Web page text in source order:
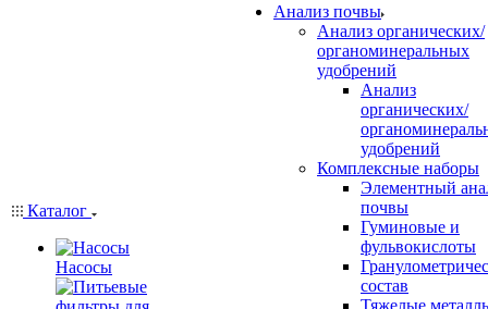
Каталог
Насосы
Анализ почвы
Анализ органических/
органоминеральных
удобрений
Анализ
органических/
удобрений
Комплексные наборы
Элементный
почвы
Гуминовые и
фульвокислоты
состав
Тяжелые